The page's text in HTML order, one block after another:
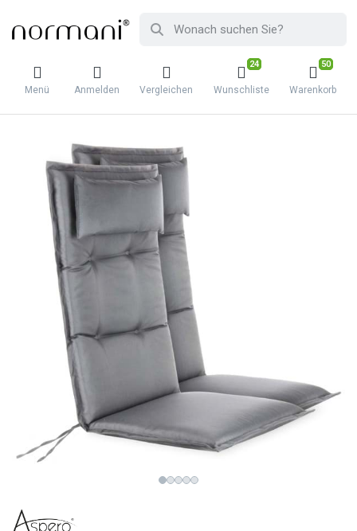
Menü Anmelden Vergleichen
24
Wunschliste
50
Warenkorb